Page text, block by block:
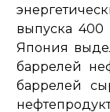
выпуска
Япония
баррелей
баррелей